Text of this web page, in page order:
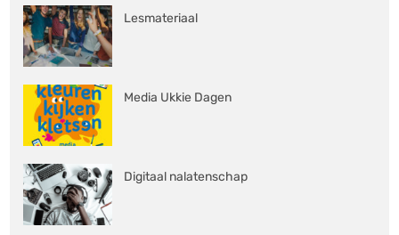
Lesmateriaal
Media Ukkie Dagen
Digitaal nalatenschap